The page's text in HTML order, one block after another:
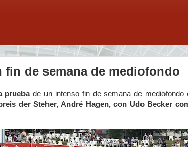
fin de semana de mediofondo
pruebade un intenso fin de semana de mediofondo
der Steher, André Hagen, con Udo Becker